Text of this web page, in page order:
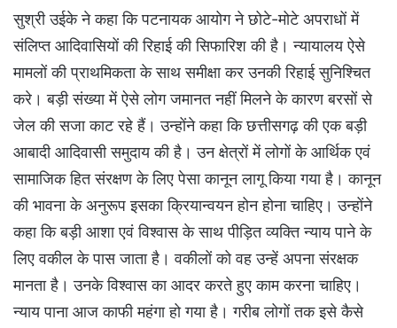
सुश्री उईके ने कहा कि पटनायक आयोग ने छोटे-मोटे अपराधों में
संलिप्त आदिवासियों की रिहाई की सिफारिश की है। न्यायालय ऐसे
मामलों की प्राथमिकता के साथ समीक्षा कर उनकी रिहाई सुनिश्चित
करे। बड़ी संख्या में ऐसे लोग जमानत नहीं मिलने के कारण बरसों से
जेल की सजा काट रहे हैं। उन्होंने कहा कि छत्तीसगढ़ की एक बड़ी
आबादी आदिवासी समुदाय की है। उन क्षेत्रों में लोगों के आर्थिक एवं
सामाजिक हित संरक्षण के लिए पेसा कानून लागू किया गया है। कानून
की भावना के अनुरूप इसका क्रियान्वयन होन होना चाहिए। उन्होंने
कहा कि बड़ी आशा एवं विश्वास के साथ पीड़ित व्यक्ति न्याय पाने के
लिए वकील के पास जाता है। वकीलों को वह उन्हें अपना संरक्षक
मानता है। उनके विश्वास का आदर करते हुए काम करना चाहिए।
न्याय पाना आज काफी महंगा हो गया है। गरीब लोगों तक इसे कैसे